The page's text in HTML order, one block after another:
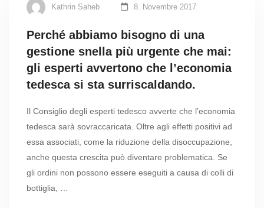
Kathrin Saheb 8. Novembre 2017
Perché abbiamo bisogno di una
gestione snella più urgente che mai:
gli esperti avvertono che l’economia
tedesca si sta surriscaldando.
Il Consiglio degli esperti tedesco avverte che l’economia
tedesca sarà sovraccaricata. Oltre agli effetti positivi ad
essa associati, come la riduzione della disoccupazione,
anche questa crescita può diventare problematica. Se
gli ordini non possono essere eseguiti a causa di colli di
bottiglia, …